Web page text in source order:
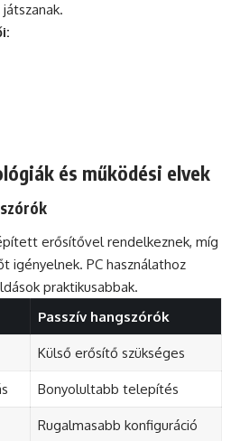
és működési elvek
erősítővel rendelkeznek, míg
igényelnek. PC használathoz
praktikusabbak.
Passzív hangszórók
Külső erősítő szükséges
Bonyolultabb telepítés
Rugalmasabb konfiguráció